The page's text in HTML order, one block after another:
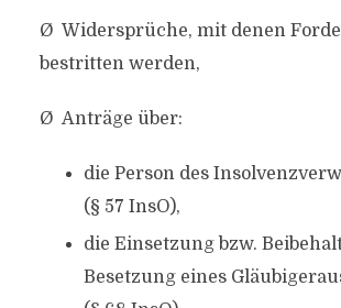
Ø Widersprüche, mit denen
bestritten werden,
Ø Anträge über:
die Person des
(§ 57 InsO),
die Einsetzung bzw.
Besetzung eines